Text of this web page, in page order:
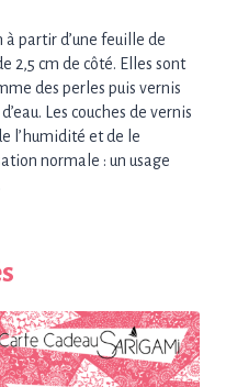
à partir d’une feuille de
2,5 cm de côté. Elles sont
des perles puis vernis
Les couches de vernis
l’humidité et de le
normale : un usage